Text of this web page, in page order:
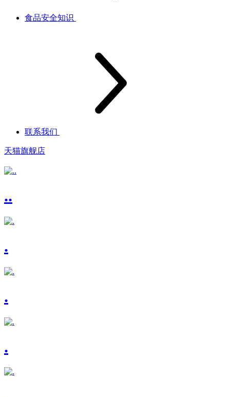
食品安全知识
联系我们
天猫旗舰店
..
.
.
.